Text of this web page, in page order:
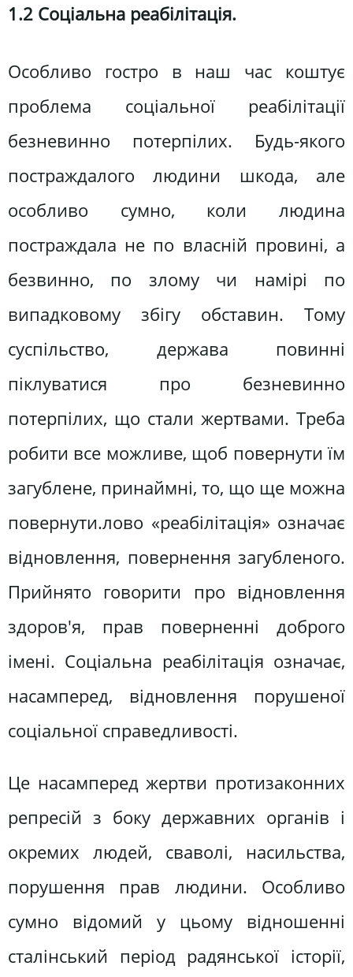
1.2 Соціальна реабілітація.
Особливо гостро в наш час коштує
проблема соціальної реабілітації
безневинно потерпілих. Будь-якого
постраждалого людини шкода, але
особливо сумно, коли людина
постраждала не по власній провині, а
безвинно, по злому чи намірі по
випадковому збігу обставин. Тому
суспільство, держава повинні
піклуватися про безневинно
потерпілих, що стали жертвами. Треба
робити все можливе, щоб повернути їм
загублене, принаймні, то, що ще можна
повернути.лово «реабілітація» означає
відновлення, повернення загубленого.
Прийнято говорити про відновлення
здоров'я, прав поверненні доброго
імені. Соціальна реабілітація означає,
насамперед, відновлення порушеної
соціальної справедливості.
Це насамперед жертви протизаконних
репресій з боку державних органів і
окремих людей, сваволі, насильства,
порушення прав людини. Особливо
сумно відомий у цьому відношенні
сталінський період радянської історії,